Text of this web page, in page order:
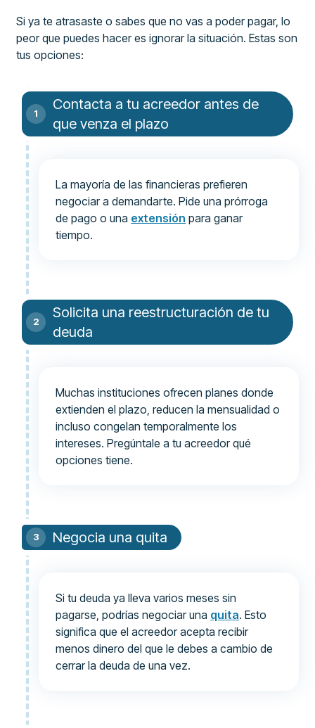
Si ya te atrasaste o sabes que no vas a poder pagar, lo
peor que puedes hacer es ignorar la situación. Estas son
tus opciones:
Contacta a tu acreedor antes de
que venza el plazo
La mayoría de las financieras prefieren
negociar a demandarte. Pide una prórroga
de pago o una extensión para ganar
tiempo.
Solicita una reestructuración de tu
deuda
Muchas instituciones ofrecen planes donde
extienden el plazo, reducen la mensualidad o
incluso congelan temporalmente los
intereses. Pregúntale a tu acreedor qué
opciones tiene.
Negocia una quita
Si tu deuda ya lleva varios meses sin
pagarse, podrías negociar una quita. Esto
significa que el acreedor acepta recibir
menos dinero del que le debes a cambio de
cerrar la deuda de una vez.